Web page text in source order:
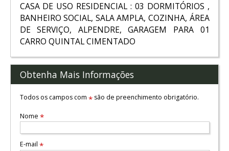
CASA DE USO RESIDENCIAL : 03 DORMITÓRIOS ,
BANHEIRO SOCIAL, SALA AMPLA, COZINHA, ÁREA
DE SERVIÇO, ALPENDRE, GARAGEM PARA 01
CARRO QUINTAL CIMENTADO
Obtenha Mais Informações
Todos os campos com *são de preenchimento obrigatório.
Nome *
E-mail *